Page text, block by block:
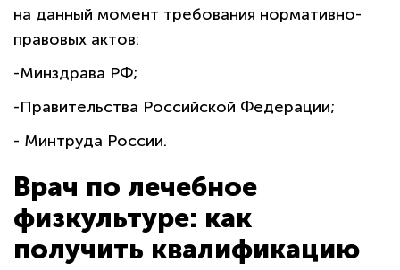
на данный момент требования нормативно-
правовых актов:
-Минздрава РФ;
-Правительства Российской Федерации;
- Минтруда России.
Врач по лечебное
физкультуре: как
получить квалификацию